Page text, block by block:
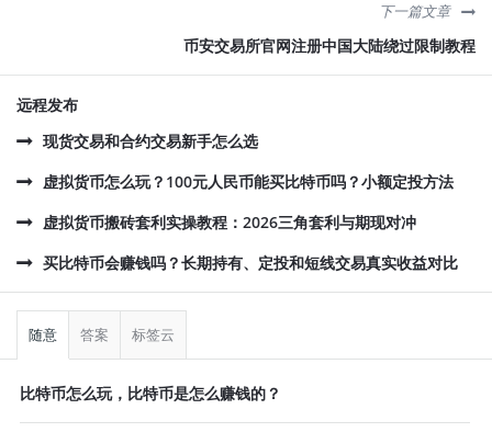
下一篇文章
币安交易所官网注册中国大陆绕过限制教程
远程发布
现货交易和合约交易新手怎么选
虚拟货币怎么玩？100元人民币能买比特币吗？小额定投方法
虚拟货币搬砖套利实操教程：2026三角套利与期现对冲
买比特币会赚钱吗？长期持有、定投和短线交易真实收益对比
侧
随意 答案 标签云
比特币怎么玩，比特币是怎么赚钱的？